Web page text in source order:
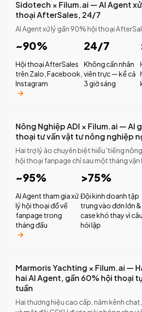
Sidotech × Filum.ai — AI Agent
thoại AfterSales, 24/7
AI Agent xử lý gần 90% hội thoại
~90%
Hội thoại AfterSales
trên Zalo, Facebook,
Instagram
24/7
Không cần nhân
viên trực — kể cả
3 giờ sáng
Nông Nghiệp ADI × Filum.ai — AI
thoại tư vấn vật tư nông nghiệp
Hai trợ lý ảo chuyên biệt hiểu 'tiếng
hội thoại fanpage chỉ sau một tháng vận
~95%
AI Agent tham gia xử
lý hội thoại đổ về
fanpage trong
tháng đầu
>75%
Đội kinh doanh tập
trung vào đơn lớn &
case khó thay vì câu
hỏi lặp
Marmoris Yachting × Filum.ai —
hai AI Agent, gần 60% hội thoại
tuần
Hai thương hiệu cao cấp, năm kênh